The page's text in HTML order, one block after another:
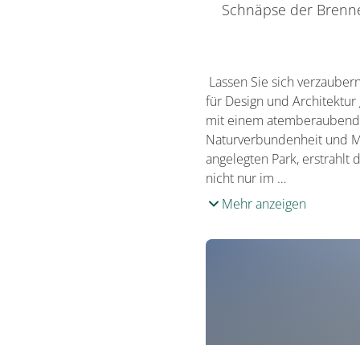
Schnäpse der
Lassen Sie sich
für Design und
mit einem
Naturverbundenheit und
angelegten Park, erstrahlt
nicht nur im …
Mehr anzeigen